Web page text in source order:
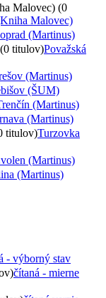
Malovec) (0
Malovec)
(Martinus)
titulov)Považská
(Martinus)
(ŠUM)
(Martinus)
(Martinus)
titulov)Turzovka
(Martinus)
(Martinus)
- výborný stav
čítaná - mierne